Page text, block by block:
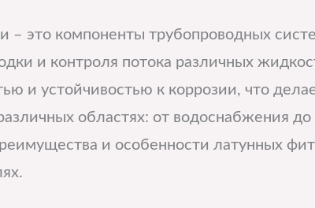
– это компоненты трубопроводных
и контроля потока различных
и устойчивостью к коррозии, что
областях: от водоснабжения
и особенности латунных